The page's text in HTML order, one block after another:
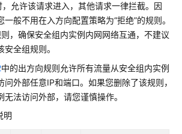
，允许该请求进入，其他请求一律拦截。因
般不用在入方向配置策略为“拒绝”的规则。
，确保安全组内实例内网网络互通，不建议
全组规则。
中的出方向规则允许所有流量从安全组内实例
问外部任意IP和端口。如果您删除了该规则，
无法访问外部，请您谨慎操作。
明